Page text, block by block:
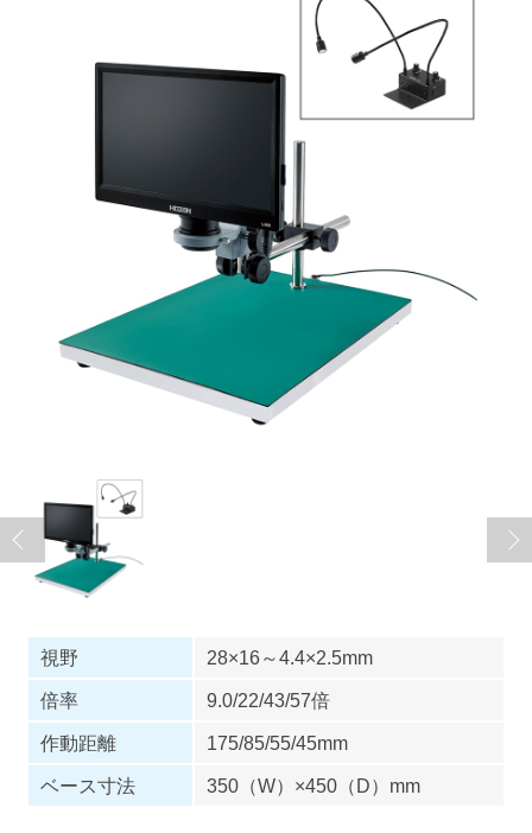
視野
28×16～4.4×2.5mm
倍率
9.0/22/43/57倍
作動距離
175/85/55/45mm
ベース寸法
350（W）×450（D）mm